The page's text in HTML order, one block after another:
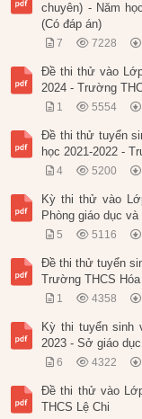
chuyên) - Năm
(Có đáp án)
7 7228
Đề thi thử vào
2024 - Trường
1 5554
Đề thi thử tuyển
học 2021-2022 -
4 5200
Kỳ thi thử vào
Phòng giáo dục
5 5116
Đề thi thử tuyển
Trường THCS
1 4358
Kỳ thi tuyển sinh
2023 - Sở giáo
6 4322
Đề thi thử vào
THCS Lệ Chi